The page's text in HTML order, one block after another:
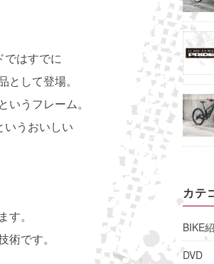
ではすでに
して登場。
うフレーム。
いうおいしい
。
です。
カテ
BIKE
DVD